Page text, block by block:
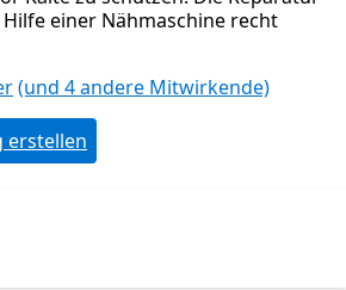
einer Nähmaschine recht
(und 4 andere Mitwirkende)
erstellen